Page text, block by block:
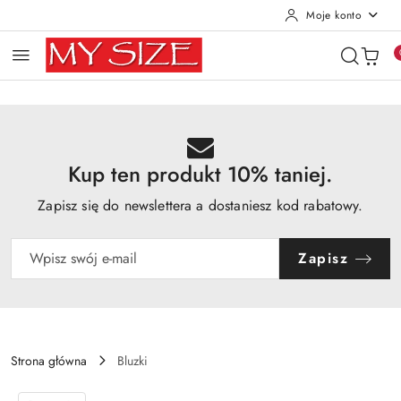
Moje konto
Kup ten produkt 10% taniej.
Zapisz się do newslettera a dostaniesz kod rabatowy.
Zapisz
Strona główna Bluzki